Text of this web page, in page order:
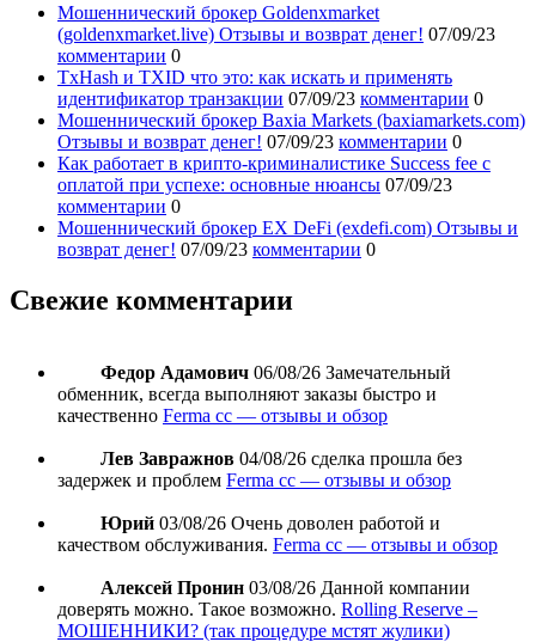
Мошеннический брокер Goldenxmarket
(goldenxmarket.live) Отзывы и возврат денег! 07/09/23
комментарии 0
TxHash и TXID что это: как искать и применять
идентификатор транзакции 07/09/23 комментарии 0
Мошеннический брокер Baxia Markets (baxiamarkets.com)
Отзывы и возврат денег! 07/09/23 комментарии 0
Как работает в крипто-криминалистике Success fee с
оплатой при успехе: основные нюансы 07/09/23
комментарии 0
Мошеннический брокер EX DeFi (exdefi.com) Отзывы и
возврат денег! 07/09/23 комментарии 0
Свежие комментарии
Федор Адамович 06/08/26 Замечательный
обменник, всегда выполняют заказы быстро и
качественно Ferma cc — отзывы и обзор
Лев Завражнов 04/08/26 сделка прошла без
задержек и проблем Ferma cc — отзывы и обзор
Юрий 03/08/26 Очень доволен работой и
качеством обслуживания. Ferma cc — отзывы и обзор
Алексей Пронин 03/08/26 Данной компании
доверять можно. Такое возможно. Rolling Reserve –
МОШЕННИКИ? (так процедуре мстят жулики)